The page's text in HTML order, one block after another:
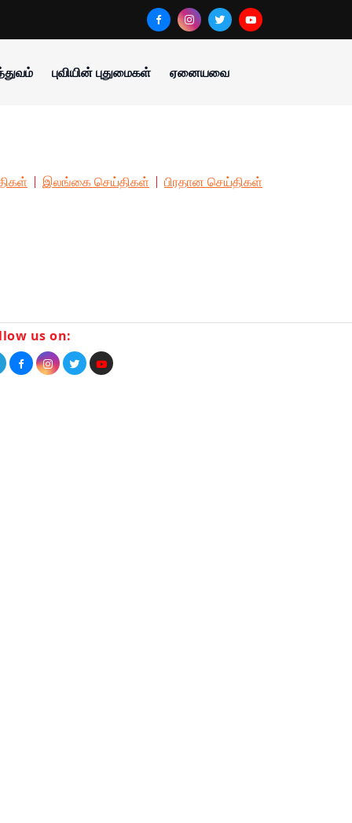
புவியின் புதுமைகள் ஏனையவை
இலங்கை செய்திகள் பிரதான செய்திகள்
us on: